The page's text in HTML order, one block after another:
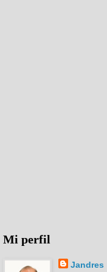
Mi perfil
Jandres